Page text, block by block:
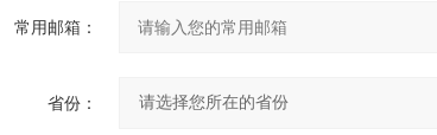
常用邮箱：
省份：